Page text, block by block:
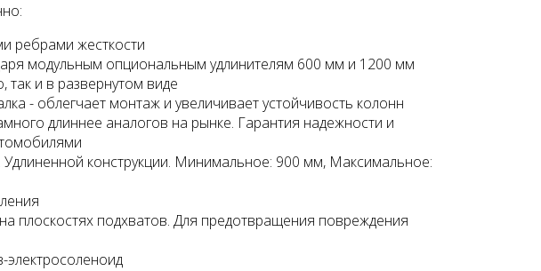
сканер
Nordberg N4120B-4B 380В
Version 2023)
ребрами жесткости
модульным опциональным удлинителям 600 мм и 1200 мм
и в развернутом виде
- облегчает монтаж и увеличивает устойчивость колонн
длиннее аналогов на рынке. Гарантия надежности и
Удлиненной конструкции. Минимальное: 900 мм, Максимальное:
плоскостях подхватов. Для предотвращения повреждения